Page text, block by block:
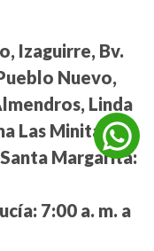
Izaguirre, Bv.
Nuevo,
Linda
Las Minitas,
Margarita:
7:00 a. m. a